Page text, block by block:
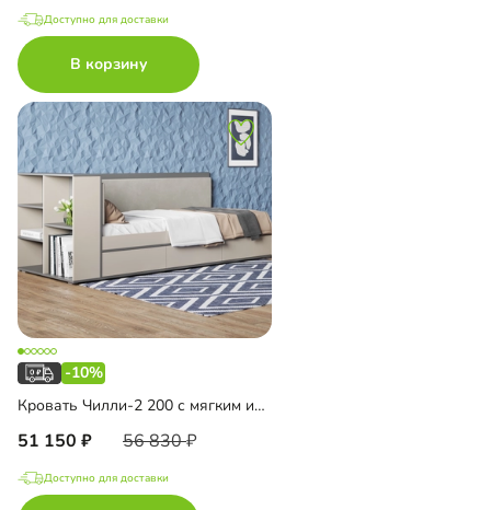
Доступно для доставки
В корзину
-10%
Кровать Чилли-2 200 с мягким изголовьем
51 150 56 830
Доступно для доставки